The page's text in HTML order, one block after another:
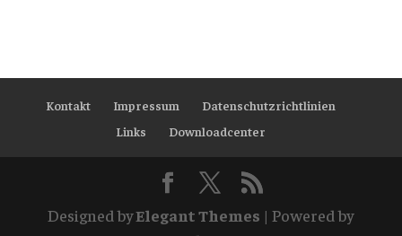
Kontakt Impressum
Datenschutzrichtlinien
Links
Downloadcenter
Designed byElegant Themes | Powered by